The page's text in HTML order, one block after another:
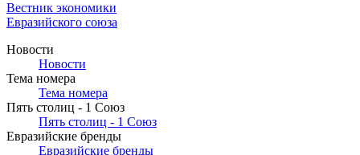
Вестник экономики
Евразийского союза
Новости
Новости
Тема номера
Тема номера
Пять столиц - 1 Союз
Пять столиц - 1 Союз
Евразийские бренды
Евразийские бренды